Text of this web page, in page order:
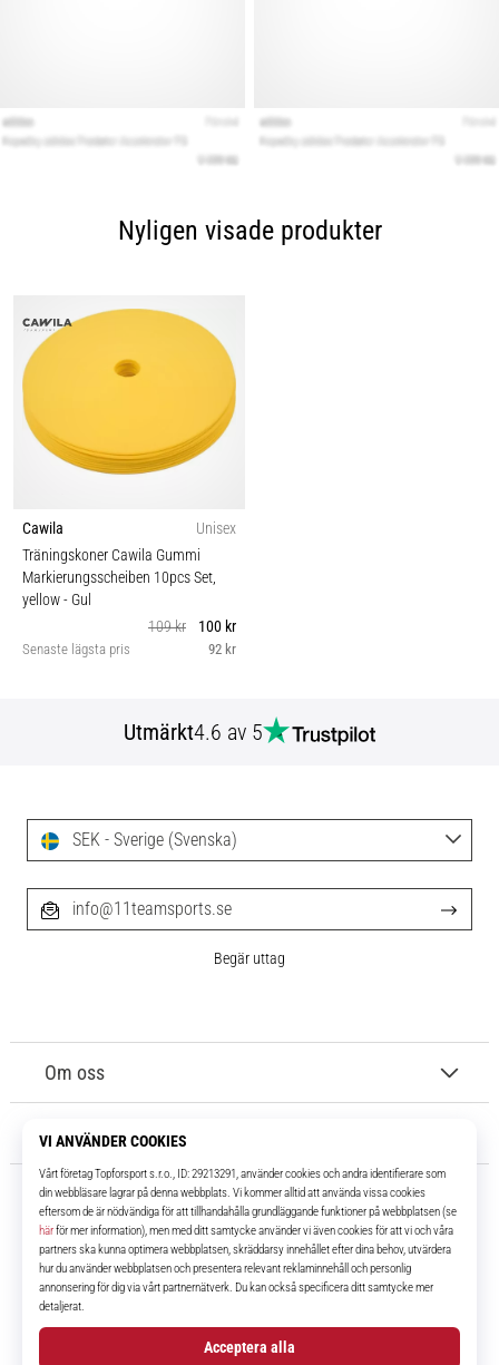
Nyligen visade produkter
Cawila
Unisex
Träningskoner Cawila Gummi
Markierungsscheiben 10pcs Set,
yellow- Gul
109 kr
100 kr
Senaste lägsta pris 92 kr
Utmärkt4.6 av 5
11teamsports.se
I över 16 år har vi varit dina lagkamrater, vilket ger dig de bästa och
senaste fotbollsprodukterna.
FacebookInstagramYouTube
Om oss
Kundtjänst
SEK - Sverige (Svenska)
info@11teamsports.se
Begär uttag